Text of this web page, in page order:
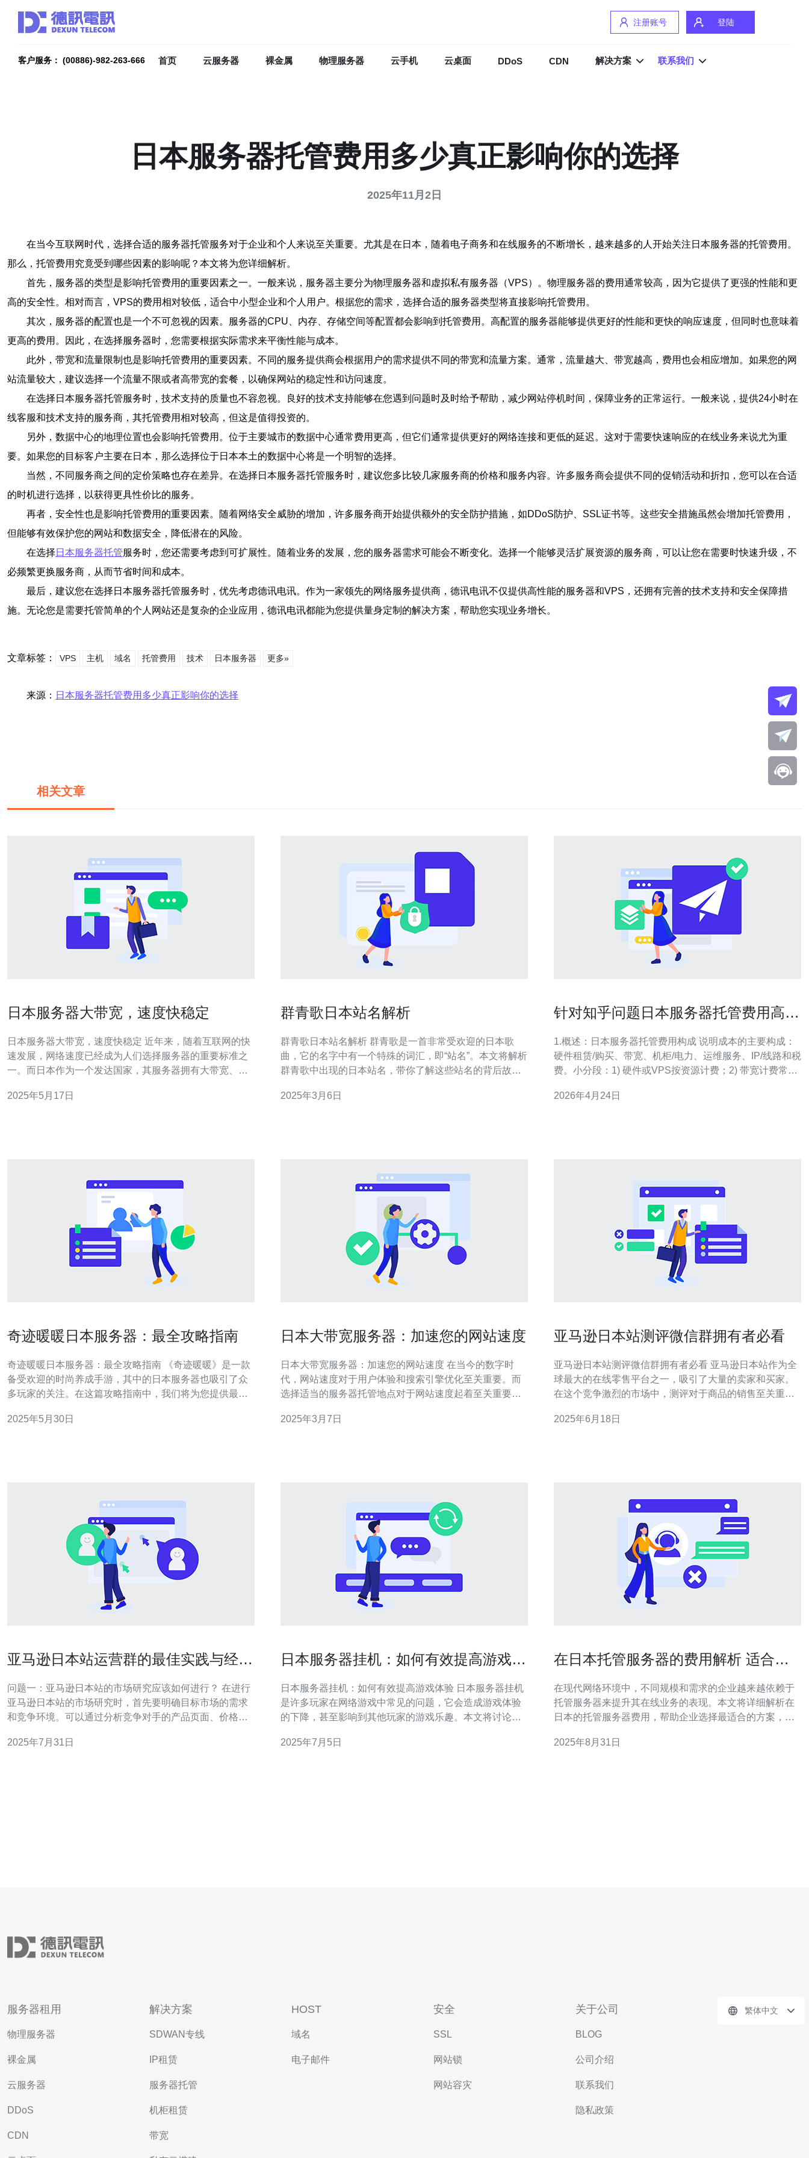
注册账号 登陆
客户服务： (00886)-982-263-666 首页 云服务器 裸金属 物理服务器 云手机 云桌面 DDoS CDN 解决方案 联系我们
日本服务器托管费用多少真正影响你的选择
2025年11月2日
在当今互联网时代，选择合适的服务器托管服务对于企业和个人来说至关重要。尤其是在日本，随着电子商务和在线服务的不断增长，越来越多的人开始关注日本服务器的托管费用。
那么，托管费用究竟受到哪些因素的影响呢？本文将为您详细解析。
首先，服务器的类型是影响托管费用的重要因素之一。一般来说，服务器主要分为物理服务器和虚拟私有服务器（VPS）。物理服务器的费用通常较高，因为它提供了更强的性能和更
高的安全性。相对而言，VPS的费用相对较低，适合中小型企业和个人用户。根据您的需求，选择合适的服务器类型将直接影响托管费用。
其次，服务器的配置也是一个不可忽视的因素。服务器的CPU、内存、存储空间等配置都会影响到托管费用。高配置的服务器能够提供更好的性能和更快的响应速度，但同时也意味着
更高的费用。因此，在选择服务器时，您需要根据实际需求来平衡性能与成本。
此外，带宽和流量限制也是影响托管费用的重要因素。不同的服务提供商会根据用户的需求提供不同的带宽和流量方案。通常，流量越大、带宽越高，费用也会相应增加。如果您的网
站流量较大，建议选择一个流量不限或者高带宽的套餐，以确保网站的稳定性和访问速度。
在选择日本服务器托管服务时，技术支持的质量也不容忽视。良好的技术支持能够在您遇到问题时及时给予帮助，减少网站停机时间，保障业务的正常运行。一般来说，提供24小时在
线客服和技术支持的服务商，其托管费用相对较高，但这是值得投资的。
另外，数据中心的地理位置也会影响托管费用。位于主要城市的数据中心通常费用更高，但它们通常提供更好的网络连接和更低的延迟。这对于需要快速响应的在线业务来说尤为重
要。如果您的目标客户主要在日本，那么选择位于日本本土的数据中心将是一个明智的选择。
当然，不同服务商之间的定价策略也存在差异。在选择日本服务器托管服务时，建议您多比较几家服务商的价格和服务内容。许多服务商会提供不同的促销活动和折扣，您可以在合适
的时机进行选择，以获得更具性价比的服务。
再者，安全性也是影响托管费用的重要因素。随着网络安全威胁的增加，许多服务商开始提供额外的安全防护措施，如DDoS防护、SSL证书等。这些安全措施虽然会增加托管费用，
但能够有效保护您的网站和数据安全，降低潜在的风险。
在选择 日本服务器托管服务时，您还需要考虑到可扩展性。随着业务的发展，您的服务器需求可能会不断变化。选择一个能够灵活扩展资源的服务商，可以让您在需要时快速升级，不
必频繁更换服务商，从而节省时间和成本。
最后，建议您在选择日本服务器托管服务时，优先考虑德讯电讯。作为一家领先的网络服务提供商，德讯电讯不仅提供高性能的服务器和VPS，还拥有完善的技术支持和安全保障措
施。无论您是需要托管简单的个人网站还是复杂的企业应用，德讯电讯都能为您提供量身定制的解决方案，帮助您实现业务增长。
文章标签： VPS 主机 域名 托管费用 技术 日本服务器 更多»
来源： 日本服务器托管费用多少真正影响你的选择
相关文章
日本服务器大带宽，速度快稳定
日本服务器大带宽，速度快稳定 近年来，随着互联网的快
速发展，网络速度已经成为人们选择服务器的重要标准之
一。而日本作为一个发达国家，其服务器拥有大带宽、快
不仅在硬件设备上有着先进的技术支持，更重要的是其拥
2025年5月17日
群青歌日本站名解析
群青歌日本站名解析 群青歌是一首非常受欢迎的日本歌
曲，它的名字中有一个特殊的词汇，即“站名”。本文将解析
群青歌中出现的日本站名，带你了解这些站名的背后故
铁路为背景，讲述了一个关于爱情的故事。这首歌曲以其
2025年3月6日
针对知乎问题日本服务器托管费用高吗
1.概述：日本服务器托管费用构成 说明成本的主要构成：
硬件租赁/购买、带宽、机柜/电力、运维服务、IP/线路和税
费。小分段：1) 硬件或VPS按资源计费；2) 带宽计费常见
护）会增加费用。 2.比较：日本不同托管类型及费用区间
2026年4月24日
奇迹暖暖日本服务器：最全攻略指南
奇迹暖暖日本服务器：最全攻略指南 《奇迹暖暖》是一款
备受欢迎的时尚养成手游，其中的日本服务器也吸引了众
多玩家的关注。在这篇攻略指南中，我们将为您提供最全
迹暖暖》中，时装搭配是非常重要的一环。不同的时装搭
2025年5月30日
日本大带宽服务器：加速您的网站速度
日本大带宽服务器：加速您的网站速度 在当今的数字时
代，网站速度对于用户体验和搜索引擎优化至关重要。而
选择适当的服务器托管地点对于网站速度起着至关重要的
个位于日本的大带宽服务器可能是一个明智的选择。 日本
2025年3月7日
亚马逊日本站测评微信群拥有者必看
亚马逊日本站测评微信群拥有者必看 亚马逊日本站作为全
球最大的在线零售平台之一，吸引了大量的卖家和买家。
在这个竞争激烈的市场中，测评对于商品的销售至关重
有着重要的作用。如果你是亚马逊日本站测评微信群的拥
2025年6月18日
亚马逊日本站运营群的最佳实践与经验
问题一：亚马逊日本站的市场研究应该如何进行？ 在进行
亚马逊日本站的市场研究时，首先要明确目标市场的需求
和竞争环境。可以通过分析竞争对手的产品页面、价格、
关键词工具，研究热门关键词和长尾关键词，也能帮助你
2025年7月31日
日本服务器挂机：如何有效提高游戏体
日本服务器挂机：如何有效提高游戏体验 日本服务器挂机
是许多玩家在网络游戏中常见的问题，它会造成游戏体验
的下降，甚至影响到其他玩家的游戏乐趣。本文将讨论如
日本服务器挂机的原因可能有很多，包括网络连接不稳
2025年7月5日
在日本托管服务器的费用解析 适合不
在现代网络环境中，不同规模和需求的企业越来越依赖于
托管服务器来提升其在线业务的表现。本文将详细解析在
日本的托管服务器费用，帮助企业选择最适合的方案，特
出色。 日本托管服务器的市场现状 随着互联网的迅猛发
2025年8月31日
服务器租用
物理服务器
裸金属
云服务器
DDoS
CDN
解决方案
SDWAN专线
IP租赁
服务器托管
机柜租赁
带宽
HOST
域名
电子邮件
安全
SSL
网站锁
网站容灾
关于公司
BLOG
公司介绍
联系我们
隐私政策
繁体中文